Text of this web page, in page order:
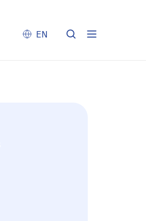
EN